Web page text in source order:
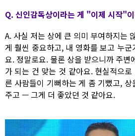
Q. 신인감독상이라는 게 "이제 시작"
A. 사실 저는 상에 큰 의미 부여하지는
게 훨씬 중요하고, 내 영화를 보고 누
요. 정말로요. 물론 상을 받으니까 주
가 되는 건 맞는 것 같아요. 현실적으
른 사람들이 기뻐하는 게 좀 기뻤고,
주고 — 그게 더 좋았던 것 같아요.